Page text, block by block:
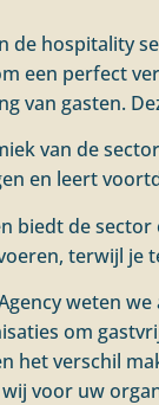
de hospitality
een perfect
van gasten.
van de
en leert
biedt de
terwijl je
weten
om
het verschil
voor uw